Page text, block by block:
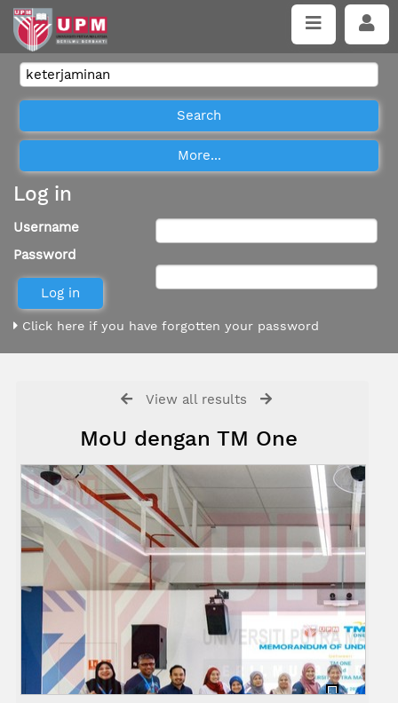
Log in
Username
Password
Click here if you have forgotten your password
View all results
MoU dengan TM One